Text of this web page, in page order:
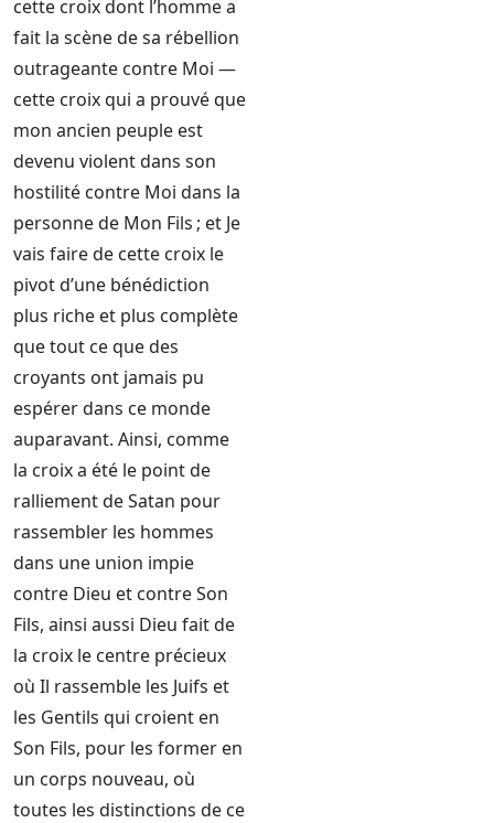
cette croix dont l’homme a
fait la scène de sa rébellion
outrageante contre Moi —
cette croix qui a prouvé que
mon ancien peuple est
devenu violent dans son
hostilité contre Moi dans la
personne de Mon Fils ; et Je
vais faire de cette croix le
pivot d’une bénédiction
plus riche et plus complète
que tout ce que des
croyants ont jamais pu
espérer dans ce monde
auparavant. Ainsi, comme
la croix a été le point de
ralliement de Satan pour
rassembler les hommes
dans une union impie
contre Dieu et contre Son
Fils, ainsi aussi Dieu fait de
la croix le centre précieux
où Il rassemble les Juifs et
les Gentils qui croient en
Son Fils, pour les former en
un corps nouveau, où
toutes les distinctions de ce